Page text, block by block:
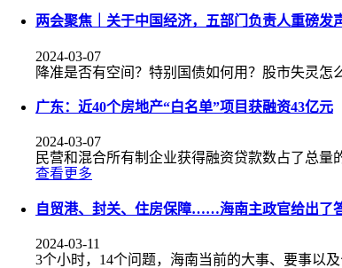
两会聚焦｜关于中国经济，五部门负责人重磅发
2024-03-07
降准是否有空间？特别国债如何用？股市失灵怎
广东：近40个房地产“白名单”项目获融资43亿元
2024-03-07
民营和混合所有制企业获得融资贷款数占了总量的
查看更多
自贸港、封关、住房保障……海南主政官给出了
2024-03-11
3个小时，14个问题，海南当前的大事、要事以